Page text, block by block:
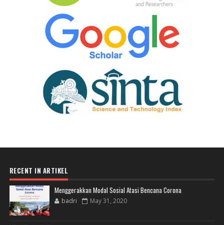
RECENT IN ARTIKEL
Menggerakkan Modal Sosial Atasi Bencana Corona
badri May 31, 2020